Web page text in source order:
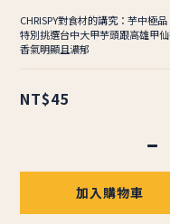
CHRISPY對食材的講究：芋中極品
特別挑選台中大甲芋頭跟高雄甲
香氣明顯且濃郁
NT$45
加入購物車